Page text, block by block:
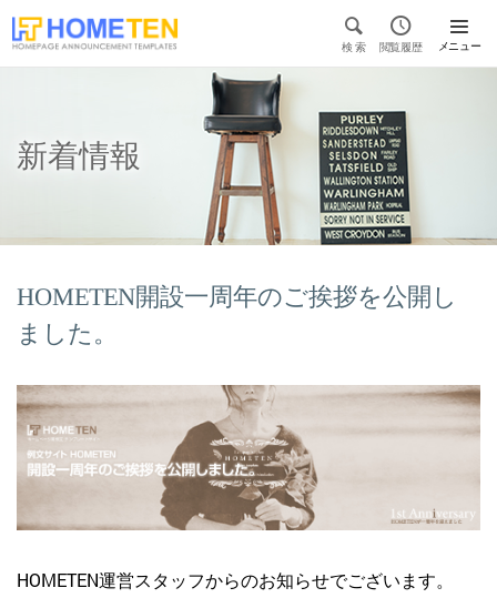

検 索

閲覧履歴 メニュー

新着情報
HOMETEN開設一周年のご挨拶を公開し
ました。
HOMETEN運営スタッフからのお知らせでございます。